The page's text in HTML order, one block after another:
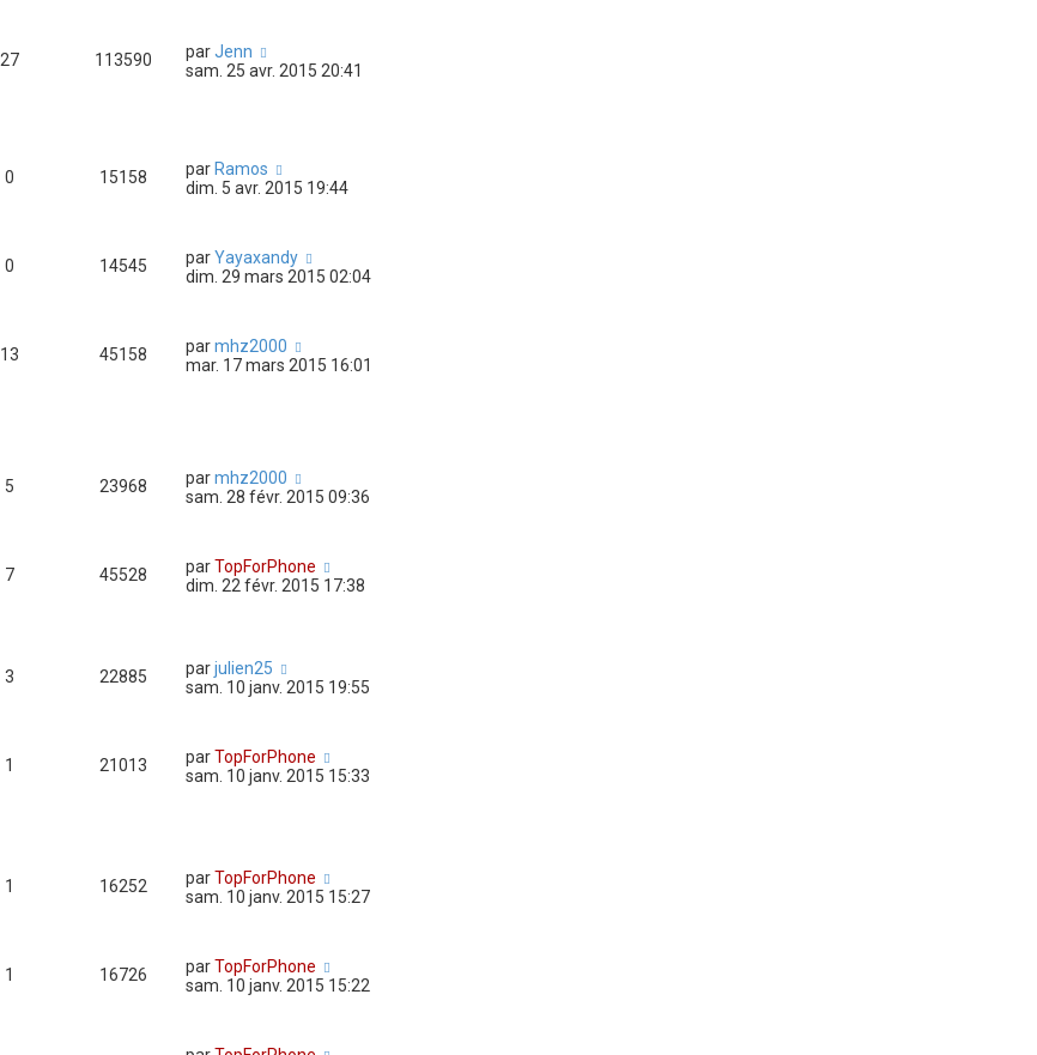
27 113590 parJenn
sam. 25 avr. 2015 20:41
0 15158 par Ramos
dim. 5 avr. 2015 19:44
0 14545 parYayaxandy
dim. 29 mars 2015 02:04
13 45158 parmhz2000
mar. 17 mars 2015 16:01
5 23968 parmhz2000
sam. 28 févr. 2015 09:36
7 45528 parTopForPhone
dim. 22 févr. 2015 17:38
3 22885 parjulien25
sam. 10 janv. 2015 19:55
1 21013 parTopForPhone
sam. 10 janv. 2015 15:33
1 16252 parTopForPhone
sam. 10 janv. 2015 15:27
1 16726 parTopForPhone
sam. 10 janv. 2015 15:22